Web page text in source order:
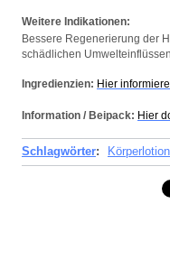
Weitere Indikationen:
Bessere Regenerierung der
schädlichen
Ingredienzien: Hier
Information / Beipack: Hier
Schlagwörter: Körperlotion